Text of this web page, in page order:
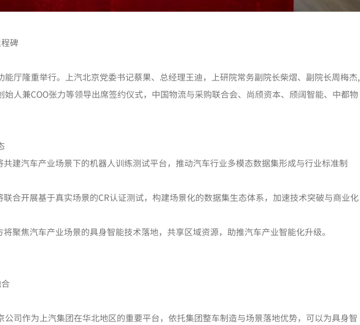
碑
能厅隆重举行。上汽北京党委书记蔡果、总经理王迪，上研院常务副院长柴熠、副院长周梅杰,
人兼COO张力等领导出席签约仪式，中国物流与采购联合会、尚颀资本、颀阔智能、中都物
建汽车产业场景下的机器人训练测试平台，推动汽车行业多模态数据集形成与行业标准制
合开展基于真实场景的CR认证测试，构建场景化的数据集生态体系，加速技术突破与商业化
聚焦汽车产业场景的具身智能技术落地，共享区域资源，助推汽车产业智能化升级。
公司作为上汽集团在华北地区的重要平台，依托集团整车制造与场景落地优势，可以为具身智